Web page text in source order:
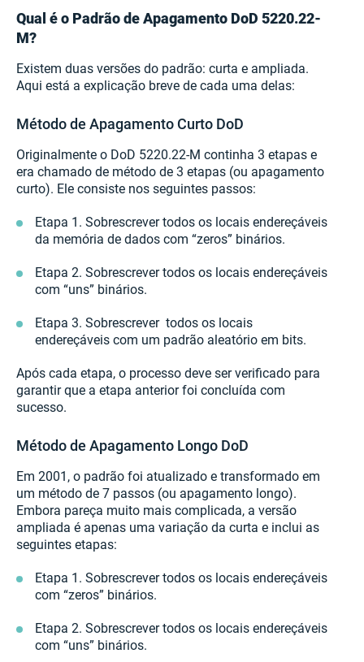
Qual é o Padrão de Apagamento DoD 5220.22-
M?
Existem duas versões do padrão: curta e ampliada.
Aqui está a explicação breve de cada uma delas:
Método de Apagamento Curto DoD
Originalmente o DoD 5220.22-M continha 3 etapas e
era chamado de método de 3 etapas (ou apagamento
curto). Ele consiste nos seguintes passos:
Etapa 1. Sobrescrever todos os locais endereçáveis
da memória de dados com “zeros” binários.
Etapa 2. Sobrescrever todos os locais endereçáveis
com “uns” binários.
Etapa 3. Sobrescrever todos os locais
endereçáveis com um padrão aleatório em bits.
Após cada etapa, o processo deve ser verificado para
garantir que a etapa anterior foi concluída com
sucesso.
Método de Apagamento Longo DoD
Em 2001, o padrão foi atualizado e transformado em
um método de 7 passos (ou apagamento longo).
Embora pareça muito mais complicada, a versão
ampliada é apenas uma variação da curta e inclui as
seguintes etapas:
Etapa 1. Sobrescrever todos os locais endereçáveis
com “zeros” binários.
Etapa 2. Sobrescrever todos os locais endereçáveis
com “uns” binários.